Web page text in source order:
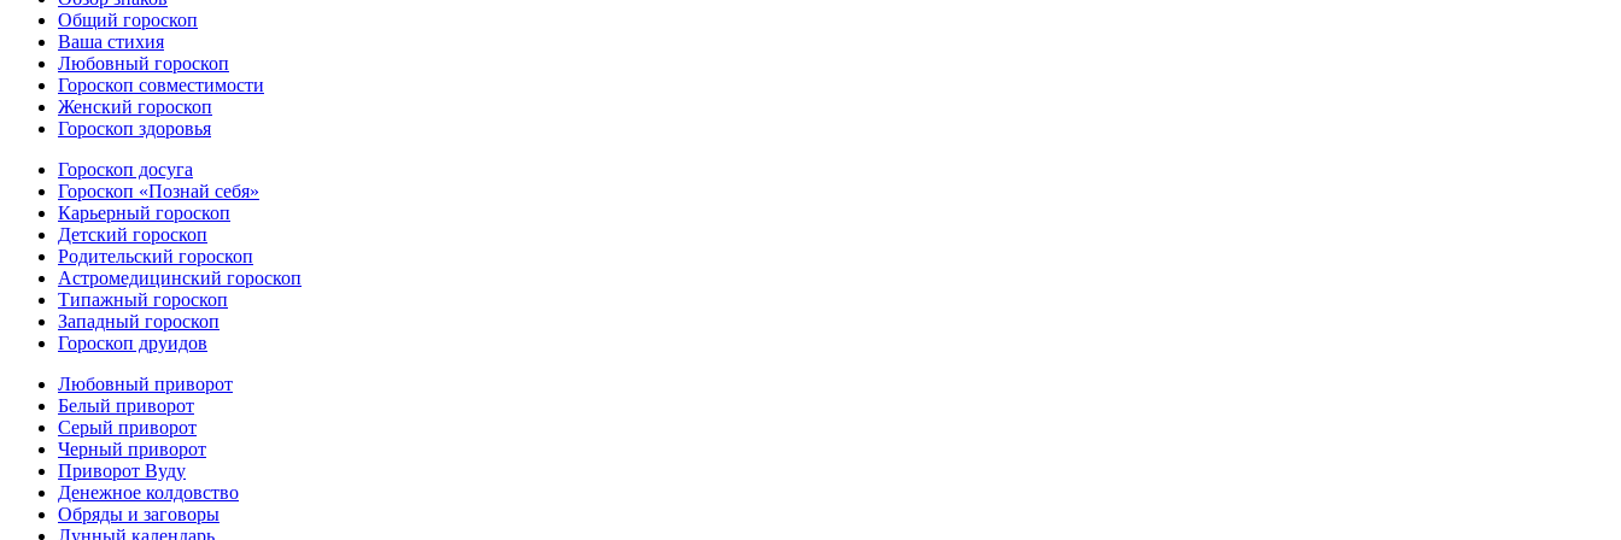
Общий гороскоп
Ваша стихия
Любовный гороскоп
Гороскоп совместимости
Женский гороскоп
Гороскоп здоровья
Гороскоп досуга
Гороскоп «Познай себя»
Карьерный гороскоп
Детский гороскоп
Родительский гороскоп
Астромедицинский гороскоп
Типажный гороскоп
Западный гороскоп
Гороскоп друидов
Любовный приворот
Белый приворот
Серый приворот
Черный приворот
Приворот Вуду
Денежное колдовство
Обряды и заговоры
Лунный календарь